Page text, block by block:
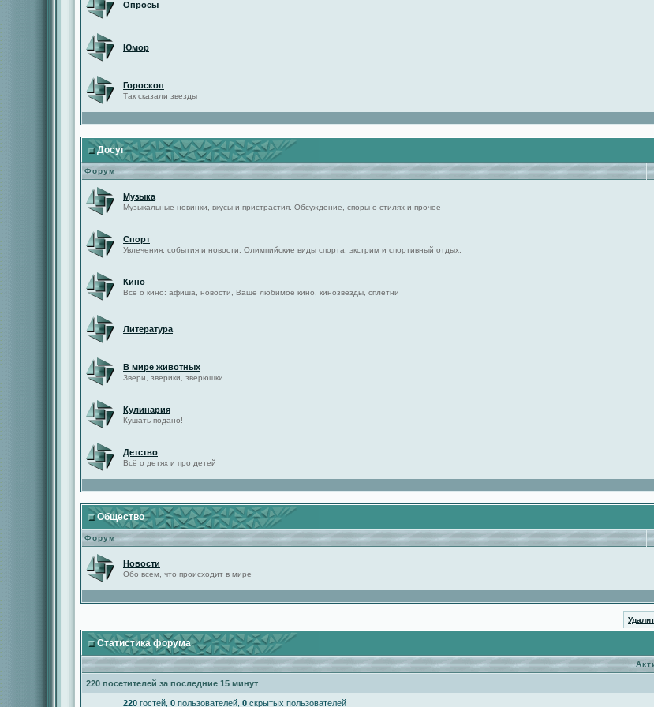
Опросы
Юмор
Гороскоп
Так сказали звезды
Досуг
Форум
Музыка
Музыкальные новинки, вкусы и пристрастия. Обсуждение, споры о стилях и прочее
Спорт
Увлечения, события и новости. Олимпийские виды спорта, экстрим и спортивный отдых.
Кино
Все о кино: афиша, новости, Ваше любимое кино, кинозвезды, сплетни
Литература
В мире животных
Звери, зверики, зверюшки
Кулинария
Кушать подано!
Детство
Всё о детях и про детей
Общество
Форум
Новости
Обо всем, что происходит в мире
Статистика форума
220 посетителей за последние 15 минут
220 гостей, 0 пользователей, 0 скрытых пользователей